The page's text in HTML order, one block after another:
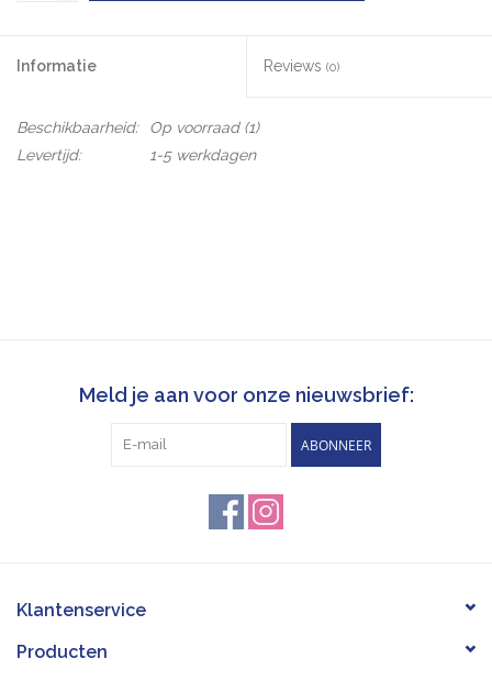
Informatie Reviews (0)
Beschikbaarheid: Op voorraad(1)
Levertijd:
1-5 werkdagen
Meld je aan voor onze nieuwsbrief:
ABONNEER
Klantenservice
Producten